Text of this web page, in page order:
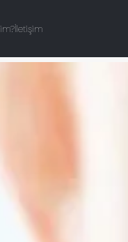
İletişim